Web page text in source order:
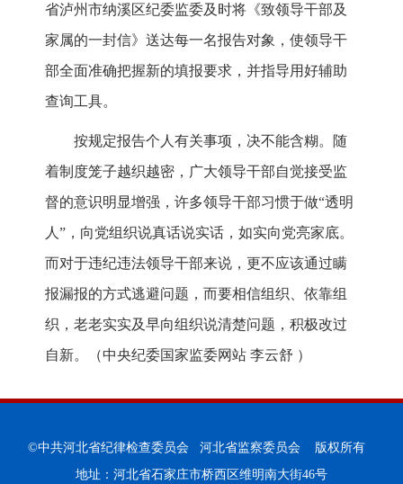
省泸州市纳溪区纪委监委及时将《致领导干部及
家属的一封信》送达每一名报告对象，使领导干
部全面准确把握新的填报要求，并指导用好辅助
查询工具。
按规定报告个人有关事项，决不能含糊。随
着制度笼子越织越密，广大领导干部自觉接受监
督的意识明显增强，许多领导干部习惯于做“透明
人”，向党组织说真话说实话，如实向党亮家底。
而对于违纪违法领导干部来说，更不应该通过瞒
报漏报的方式逃避问题，而要相信组织、依靠组
织，老老实实及早向组织说清楚问题，积极改过
自新。（中央纪委国家监委网站 李云舒 ）
©中共河北省纪律检查委员会 河北省监察委员会 版权所有
地址：河北省石家庄市桥西区维明南大街46号